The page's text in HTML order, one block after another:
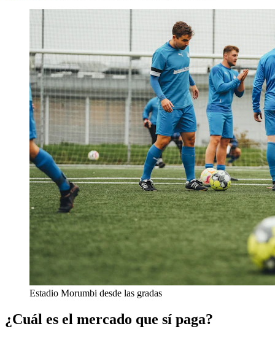
Estadio Morumbi desde las gradas
¿Cuál es el mercado que sí paga?